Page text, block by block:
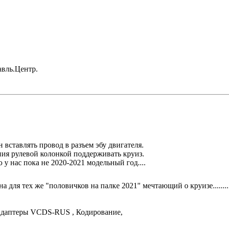
провод в разъем эбу двигателя.
рулевой колонкой поддерживать круиз.
нас пока не 2020-2021 модельный год....
для тех же "половичков на палке 2021" мечтающий о
VCDS-RUS , Кодирование,